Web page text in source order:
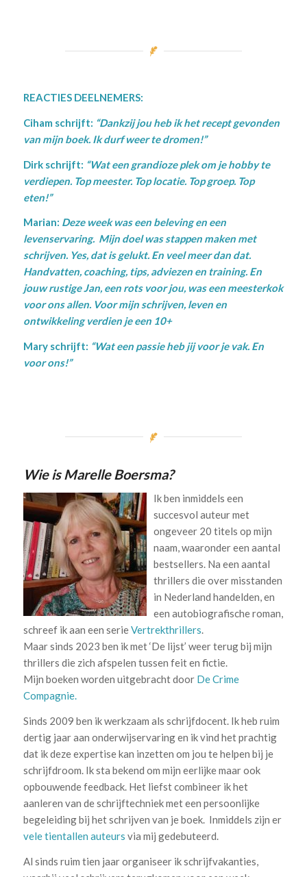
REACTIES DEELNEMERS:
Ciham schrijft: “Dankzij jou heb ik het recept gevonden
van mijn boek. Ik durf weer te dromen!”
Dirk schrijft: “Wat een grandioze plek om je hobby te
verdiepen. Top meester. Top locatie. Top groep. Top
eten!”
Marian: Deze week was een beleving en een
levenservaring. Mijn doel was stappen maken met
schrijven. Yes, dat is gelukt. En veel meer dan dat.
Handvatten, coaching, tips, adviezen en training. En
jouw rustige Jan, een rots voor jou, was een meesterkok
voor ons allen. Voor mijn schrijven, leven en
ontwikkeling verdien je een 10+
Mary schrijft: “Wat een passie heb jij voor je vak. En
voor ons!”
Wie is Marelle Boersma?
Ik ben inmiddels een
succesvol auteur met
ongeveer 20 titels op mijn
naam, waaronder een aantal
bestsellers. Na een aantal
thrillers die over misstanden
in Nederland handelden, en
een autobiografische roman,
schreef ik aan een serieVertrekthrillers.
Maar sinds 2023 ben ik met ‘De lijst’ weer terug bij mijn
thrillers die zich afspelen tussen feit en fictie.
Mijn boeken worden uitgebracht door De Crime
Compagnie.
Sinds 2009 ben ik werkzaam als schrijfdocent. Ik heb ruim
dertig jaar aan onderwijservaring en ik vind het prachtig
dat ik deze expertise kan inzetten om jou te helpen bij je
schrijfdroom. Ik sta bekend om mijn eerlijke maar ook
opbouwende feedback. Het liefst combineer ik het
aanleren van de schrijftechniek met een persoonlijke
begeleiding bij het schrijven van je boek. Inmiddels zijn er
vele tientallen auteurs via mij gedebuteerd.
Al sinds ruim tien jaar organiseer ik schrijfvakanties,